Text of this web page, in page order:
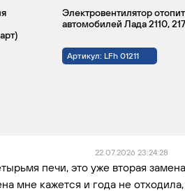
Электровентилятор
автомобилей Лада 2110,
Артикул: LFh 01211
22.07.2026 23:24:28
печи, это уже вторая
мне кажется и года не отходила,